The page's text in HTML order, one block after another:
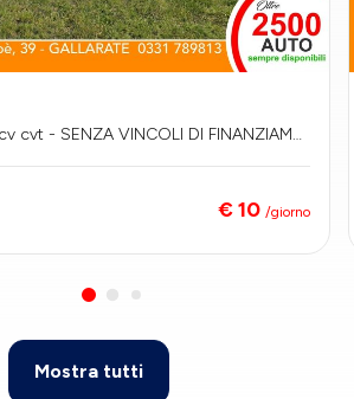
cvt - SENZA VINCOLI DI FINANZIAME
€ 10 /giorno
Mostra tutti